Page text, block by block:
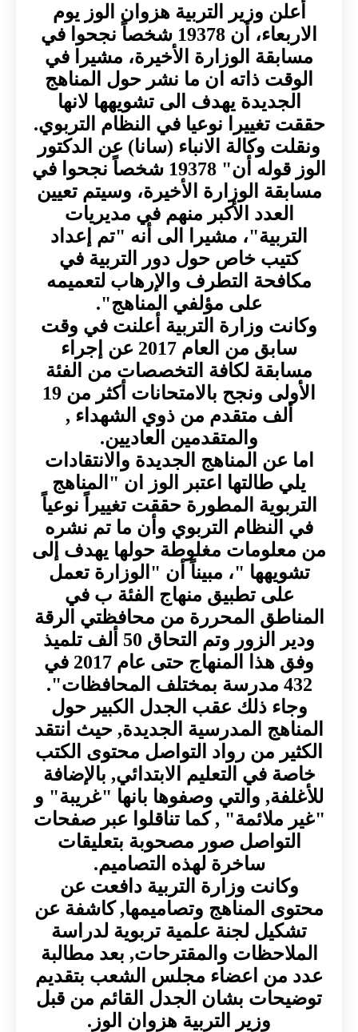
أعلن وزير التربية هزوان الوز يوم
الاربعاء، أن 19378 شخصاً نجحوا في
مسابقة الوزارة الأخيرة، مشيرا في
الوقت ذاته ان ما نشر حول المناهج
الجديدة يهدف الى تشويهها لانها
حققت تغييرا نوعيا في النظام التربوي.
ونقلت وكالة الانباء (سانا) عن الدكتور
الوز قوله أن" 19378 شخصاً نجحوا في
مسابقة الوزارة الأخيرة، وسيتم تعيين
العدد الأكبر منهم في مديريات
التربية"، مشيرا الى أنه "تم إعداد
كتيب خاص حول دور التربية في
مكافحة التطرف والإرهاب لتعميمه
على مؤلفي المناهج".
وكانت وزارة التربية أعلنت في وقت
سابق من العام 2017 عن إجراء
مسابقة لكافة التخصصات من الفئة
الأولى ونجح بالامتحانات أكثر من 19
ألف متقدم من ذوي الشهداء ,
والمتقدمين العاديين.
اما عن المناهج الجديدة والانتقادات
يلي طالتها اعتبر الوز ان "المناهج
التربوية المطورة حققت تغييراً نوعياً
في النظام التربوي وأن ما تم نشره
من معلومات مغلوطة حولها يهدف إلى
تشويهها "، مبيناً أن "الوزارة تعمل
على تطبيق منهاج الفئة ب في
المناطق المحررة من محافظتي الرقة
ودير الزور وتم التحاق 50 ألف تلميذ
وفق هذا المنهاج حتى عام 2017 في
432 مدرسة بمختلف المحافظات".
وجاء ذلك عقب الجدل الكبير حول
المناهج المدرسية الجديدة, حيث انتقد
الكثير من رواد التواصل محتوى الكتب
خاصة في التعليم الابتدائي, بالإضافة
للأغلفة, والتي وصفوها بانها "غريبة" و
"غير ملائمة" , كما تناقلوا عبر صفحات
التواصل صور مصحوبة بتعليقات
ساخرة لهذه التصاميم.
وكانت وزارة التربية دافعت عن
محتوى المناهج وتصاميمها, كاشفة عن
تشكيل لجنة علمية تربوية لدراسة
الملاحظات والمقترحات, بعد مطالبة
عدد من اعضاء مجلس الشعب بتقديم
توضيحات بشان الجدل القائم من قبل
وزير التربية هزوان الوز.